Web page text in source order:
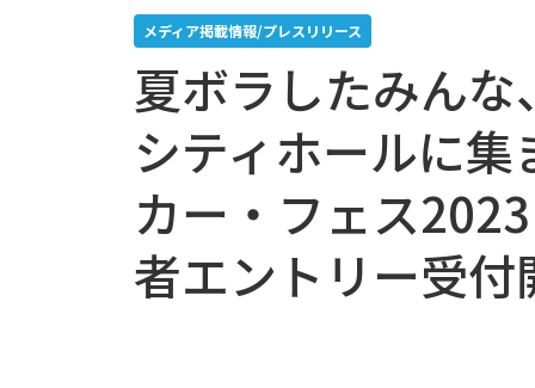
メディア掲載情報/プレスリリース
夏ボラしたみん
シティホールに
カー・フェス
者エントリー受